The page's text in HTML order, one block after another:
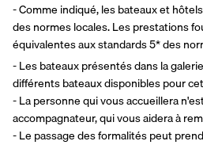
- Comme indiqué, les bateaux et
des normes locales. Les prestations
équivalentes aux standards 5* des
- Les bateaux présentés dans la
différents bateaux disponibles pour
- La personne qui vous accueillera
accompagnateur, qui vous aidera à
- Le passage des formalités peut